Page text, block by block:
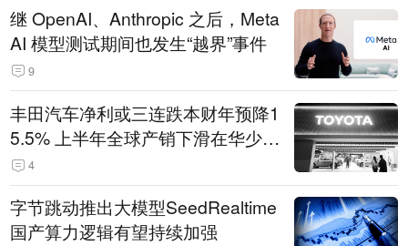
继 OpenAI、Anthropic 之后，Meta
AI 模型测试期间也发生“越界”事件
9
丰田汽车净利或三连跌本财年预降1
5.5% 上半年全球产销下滑在华少卖
14.3万辆
4
字节跳动推出大模型SeedRealtime
国产算力逻辑有望持续加强